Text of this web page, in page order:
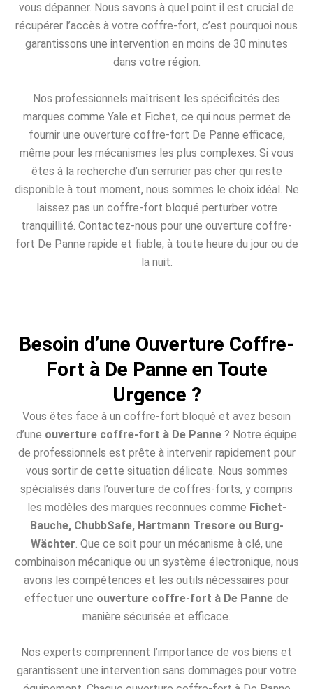
vous dépanner. Nous savons à quel point il est crucial de
récupérer l’accès à votre coffre-fort, c’est pourquoi nous
garantissons une intervention en moins de 30 minutes
dans votre région.
Nos professionnels maîtrisent les spécificités des
marques comme Yale et Fichet, ce qui nous permet de
fournir une ouverture coffre-fort De Panne efficace,
même pour les mécanismes les plus complexes. Si vous
êtes à la recherche d’un serrurier pas cher qui reste
disponible à tout moment, nous sommes le choix idéal. Ne
laissez pas un coffre-fort bloqué perturber votre
tranquillité. Contactez-nous pour une ouverture coffre-
fort De Panne rapide et fiable, à toute heure du jour ou de
la nuit.
Besoin d’une Ouverture Coffre-
Fort à De Panne en Toute
Urgence ?
Vous êtes face à un coffre-fort bloqué et avez besoin
d’une ouverture coffre-fort à De Panne ? Notre équipe
de professionnels est prête à intervenir rapidement pour
vous sortir de cette situation délicate. Nous sommes
spécialisés dans l’ouverture de coffres-forts, y compris
les modèles des marques reconnues comme Fichet-
Bauche, ChubbSafe, Hartmann Tresore ou Burg-
Wächter . Que ce soit pour un mécanisme à clé, une
combinaison mécanique ou un système électronique, nous
avons les compétences et les outils nécessaires pour
effectuer une ouverture coffre-fort à De Panne de
manière sécurisée et efficace.
Nos experts comprennent l’importance de vos biens et
garantissent une intervention sans dommages pour votre